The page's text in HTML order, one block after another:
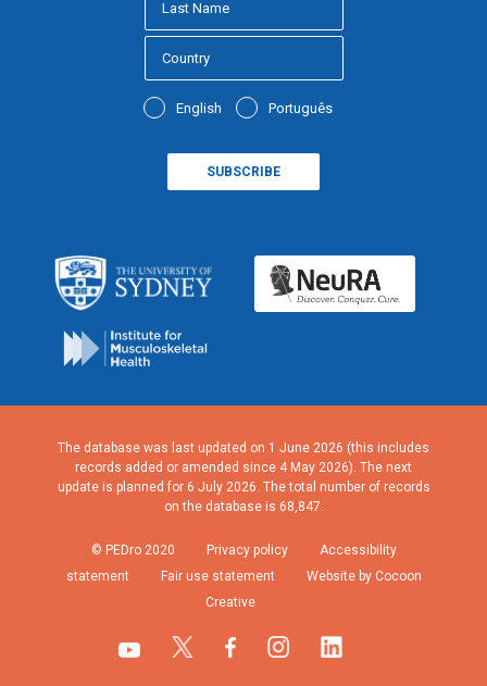
English Português
The database was last updated on 1 June 2026 (this includes
records added or amended since 4 May 2026). The next
update is planned for 6 July 2026. The total number of records
on the database is 68,847.
© PEDro 2020 Privacy policy
Accessibility
statement
Fair use statement
Website by Cocoon
Creative